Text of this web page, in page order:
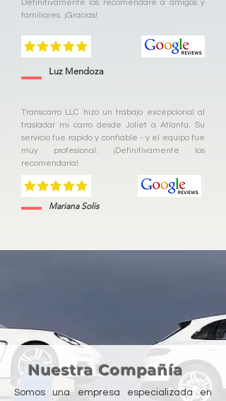
Definitivamente los recomendare a amigos y
familiares. ¡Gracias!
Luz Mendoza
Transcarro LLC hizo un trabajo excepcional al
trasladar mi carro desde Joliet a Atlanta. Su
servicio fue rapido y confiable - y el equipo fue
muy profesional. ¡Definitivamente los
recomendaria!
Mariana Solis
Nuestra Compañía
Somos una empresa especializada en